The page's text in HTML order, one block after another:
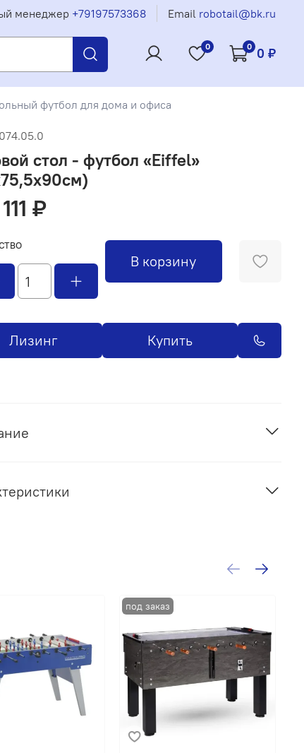
менеджер +79197573368 Email robotail@bk.ru
0 0 0 ₽
футбол для дома и офиса
стол - футбол «Eiffel»
₽
В корзину
Лизинг Купить